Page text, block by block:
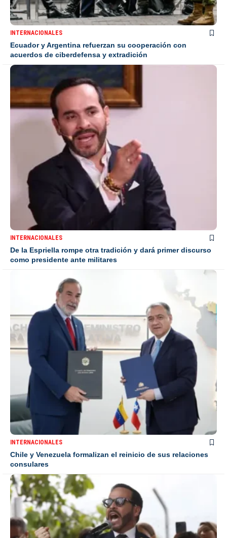
INTERNACIONALES
Ecuador y Argentina refuerzan su cooperación con
acuerdos de ciberdefensa y extradición
INTERNACIONALES
De la Espriella rompe otra tradición y dará primer discurso
como presidente ante militares
INTERNACIONALES
Chile y Venezuela formalizan el reinicio de sus relaciones
consulares